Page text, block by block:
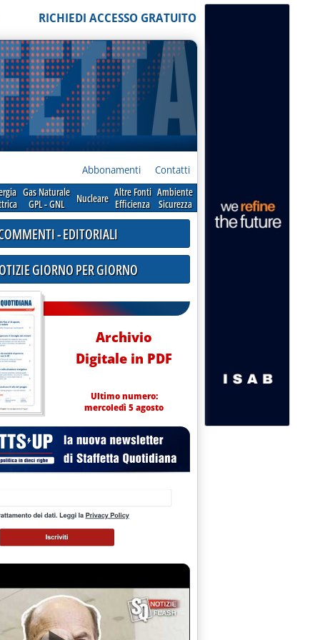
RICHIEDI ACCESSO GRATUITO
Abbonamenti Contatti
Gas Naturale
GPL - GNL
Nucleare Altre Fonti
Efficienza
Ambiente
Sicurezza
'
- EDITORIALI
GIORNO PER GIORNO
Archivio
Digitale in PDF
Ultimo numero:
mercoledì 5 agosto